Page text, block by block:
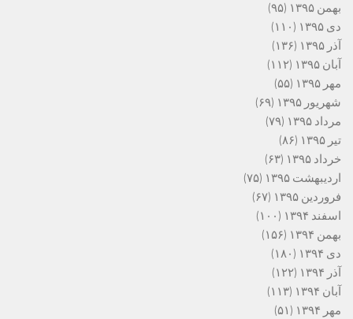
بهمن ۱۳۹۵
(۹۵)
دی ۱۳۹۵
(۱۱۰)
آذر ۱۳۹۵
(۱۳۶)
آبان ۱۳۹۵
(۱۱۲)
مهر ۱۳۹۵
(۵۵)
شهریور ۱۳۹۵
(۶۹)
مرداد ۱۳۹۵
(۷۹)
تیر ۱۳۹۵
(۸۶)
خرداد ۱۳۹۵
(۶۳)
اردیبهشت ۱۳۹۵
(۷۵)
فروردین ۱۳۹۵
(۶۷)
اسفند ۱۳۹۴
(۱۰۰)
بهمن ۱۳۹۴
(۱۵۶)
دی ۱۳۹۴
(۱۸۰)
آذر ۱۳۹۴
(۱۲۲)
آبان ۱۳۹۴
(۱۱۳)
مهر ۱۳۹۴
(۵۱)